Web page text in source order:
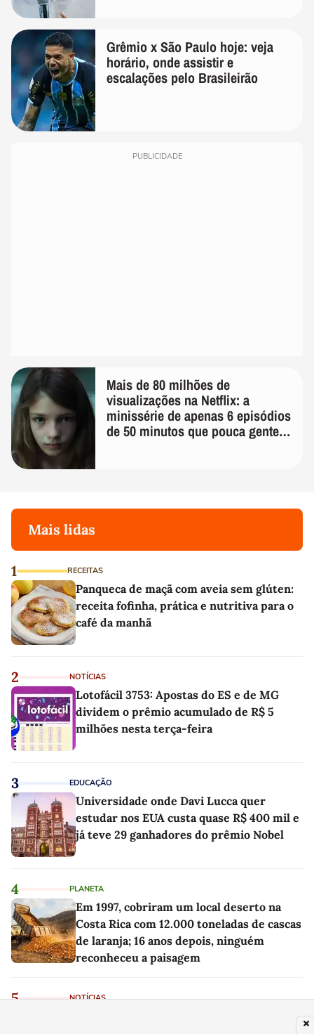
Grêmio x São Paulo hoje: veja
horário, onde assistir e
escalações pelo Brasileirão
PUBLICIDADE
Mais de 80 milhões de
visualizações na Netflix: a
minissérie de apenas 6 episódios
de 50 minutos que pouca gente
Mais lidas
1 RECEITAS
Panqueca de maçã com aveia sem glúten:
receita fofinha, prática e nutritiva para o
café da manhã
2 NOTÍCIAS
Lotofácil 3753: Apostas do ES e de MG
dividem o prêmio acumulado de R$ 5
milhões nesta terça-feira
3 EDUCAÇÃO
Universidade onde Davi Lucca quer
estudar nos EUA custa quase R$ 400 mil e
já teve 29 ganhadores do prêmio Nobel
4 PLANETA
Em 1997, cobriram um local deserto na
Costa Rica com 12.000 toneladas de cascas
de laranja; 16 anos depois, ninguém
reconheceu a paisagem
5 NOTÍCIAS